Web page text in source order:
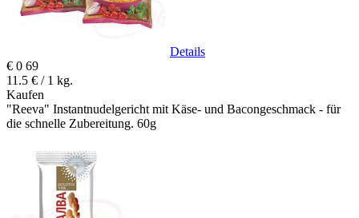
Details
€ 0 69
11.5 € / 1 kg.
Kaufen
"Reeva" Instantnudelgericht mit Käse- und Bacongeschmack - für
die schnelle Zubereitung. 60g